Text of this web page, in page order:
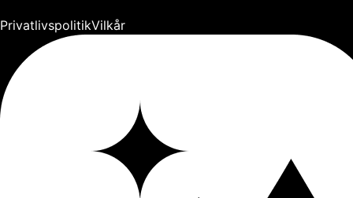
PrivatlivspolitikVilkår